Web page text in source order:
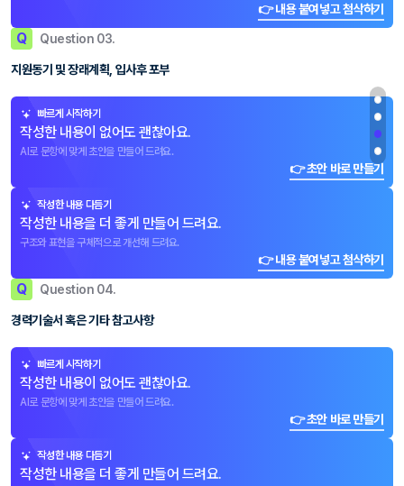
👉 내용 붙여넣고 첨삭하기
Q Question 03.
지원동기 및 장래계획, 입사후 포부
빠르게 시작하기
작성한 내용이 없어도 괜찮아요.
AI로 문항에 맞게 초안을 만들어 드려요.
👉 초안 바로 만들기
작성한 내용 다듬기
작성한 내용을 더 좋게 만들어 드려요.
구조와 표현을 구체적으로 개선해 드려요.
👉 내용 붙여넣고 첨삭하기
Q Question 04.
경력기술서 혹은 기타 참고사항
빠르게 시작하기
작성한 내용이 없어도 괜찮아요.
AI로 문항에 맞게 초안을 만들어 드려요.
👉 초안 바로 만들기
작성한 내용 다듬기
작성한 내용을 더 좋게 만들어 드려요.